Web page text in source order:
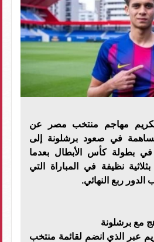
مهاجم منتخب مصر عن
في صعود برشلونة إلى
في بطولة كأس الأبطال بعدما
نظيفة في المباراة التي
الدور ربع النهائي.
مع برشلونة
عبر الذي انضم لقائمة منتخب